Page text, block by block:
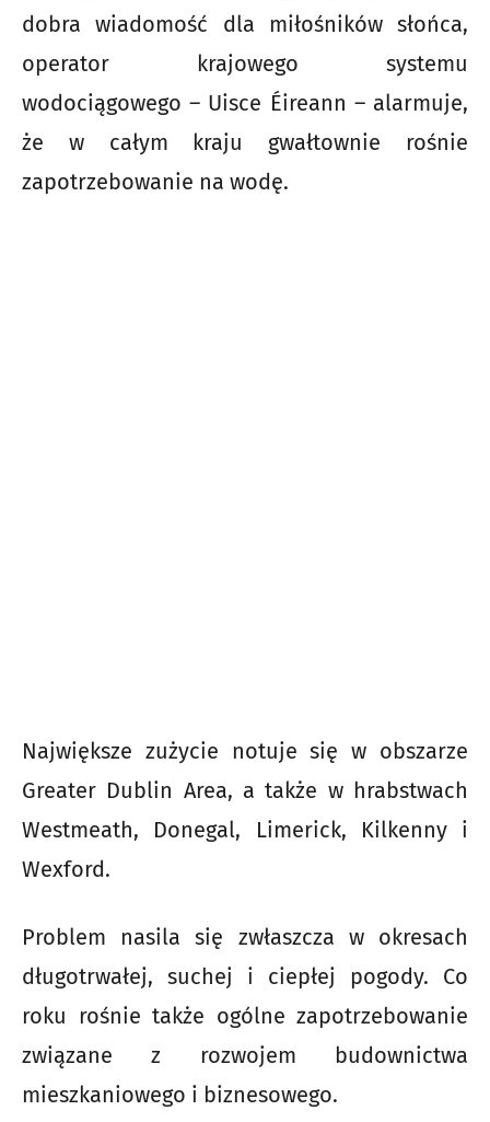
dobra wiadomość dla miłośników słońca,
operator krajowego systemu
wodociągowego – Uisce Éireann – alarmuje,
że w całym kraju gwałtownie rośnie
zapotrzebowanie na wodę.
Największe zużycie notuje się w obszarze
Greater Dublin Area, a także w hrabstwach
Westmeath, Donegal, Limerick, Kilkenny i
Wexford.
Problem nasila się zwłaszcza w okresach
długotrwałej, suchej i ciepłej pogody. Co
roku rośnie także ogólne zapotrzebowanie
związane z rozwojem budownictwa
mieszkaniowego i biznesowego.